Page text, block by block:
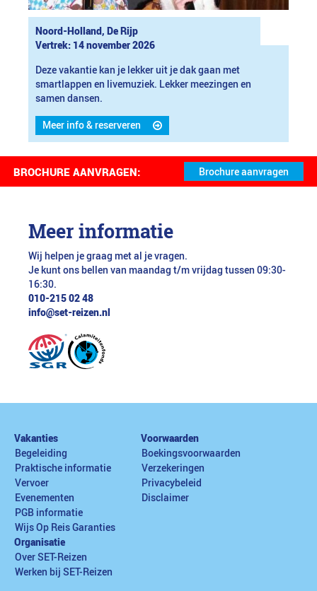
Noord-Holland, De Rijp
Vertrek: 14 november 2026
Deze vakantie kan je lekker uit je dak gaan met
smartlappen en livemuziek. Lekker meezingen en
samen dansen.
Meer info & reserveren
BROCHURE AANVRAGEN:
Meer informatie
Wij helpen je graag met al je vragen.
Je kunt ons bellen van maandag t/m vrijdag tussen 09:30-
16:30.
010-215 02 48
info@set-reizen.nl
Vakanties
Begeleiding
Praktische informatie
Vervoer
Evenementen
PGB informatie
Wijs Op Reis Garanties
Voorwaarden
Boekingsvoorwaarden
Verzekeringen
Privacybeleid
Disclaimer
Organisatie
Over SET-Reizen
Werken bij SET-Reizen